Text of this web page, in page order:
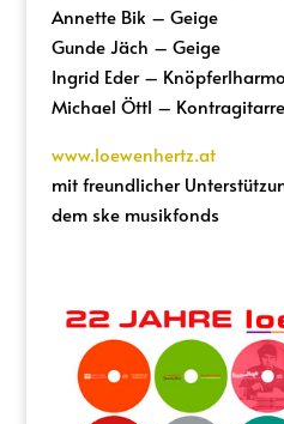
Annette Bik – Geige
Gunde Jäch – Geige
Ingrid Eder –
Michael Öttl – Kontragitarre
www.loewenhertz.at
mit freundlicher
dem ske musikfonds